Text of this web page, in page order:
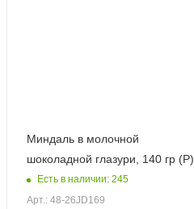
Миндаль в молочной
шоколадной глазури, 140 гр (Р)
Есть в наличии: 245
Арт.: 48-26JD169